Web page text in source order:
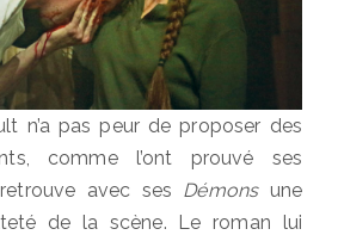
n’a pas peur de proposer des
comme l’ont prouvé ses
avec ses Démons une
de la scène. Le roman lui